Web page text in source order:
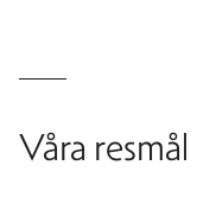
Våra resmål